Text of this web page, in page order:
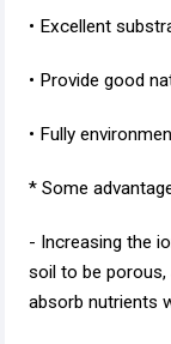
• Excellent
• Provide good
• Fully
* Some
- Increasing the
soil to be
absorb nutrients